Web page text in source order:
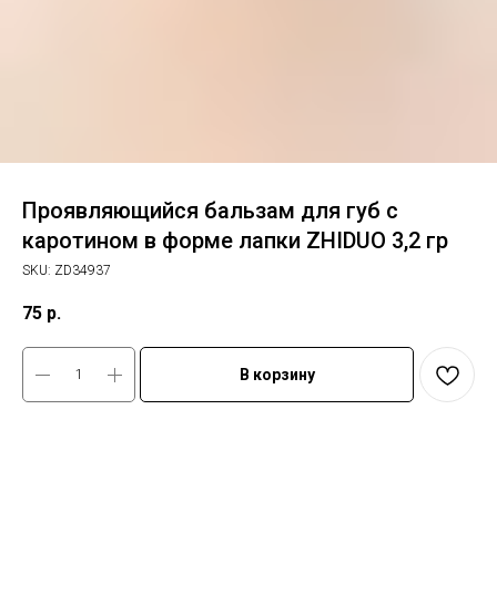
Проявляющийся бальзам для губ с
каротином в форме лапки ZHIDUO 3,2 гр
SKU: ZD34937
75 р.
В корзину